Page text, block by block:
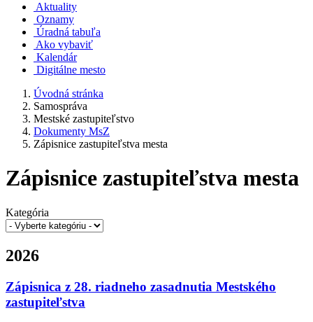
Aktuality
Oznamy
Úradná tabuľa
Ako vybaviť
Kalendár
Digitálne mesto
Úvodná stránka
Samospráva
Mestské zastupiteľstvo
Dokumenty MsZ
Zápisnice zastupiteľstva mesta
Zápisnice zastupiteľstva mesta
Kategória
2026
Zápisnica z 28. riadneho zasadnutia Mestského
zastupiteľstva